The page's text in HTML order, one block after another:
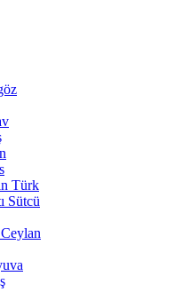
Türk
Sütcü